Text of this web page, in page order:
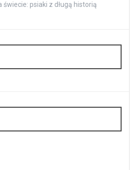
psiaki z długą historią